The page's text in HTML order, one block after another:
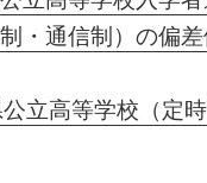
・通信制）の偏
立高等学校（定